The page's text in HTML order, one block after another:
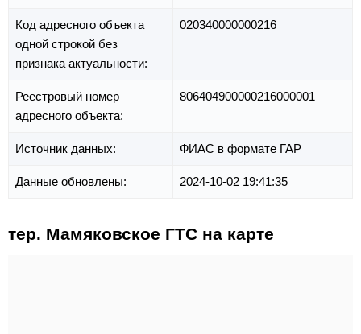
Код адресного объекта
одной строкой без
признака актуальности:
020340000000216
Реестровый номер
адресного объекта:
806404900000216000001
Источник данных: ФИАС в формате ГАР
Данные обновлены: 2024-10-02 19:41:35
тер. Мамяковское ГТС на карте